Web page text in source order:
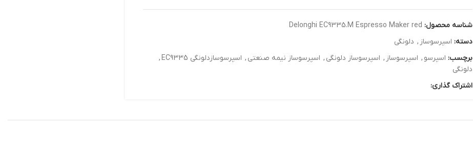
شناسه محصول: Delonghi EC9335.M Espresso Maker red
دسته: اسپرسوساز , دلونگی
برچسب: اسپرسو , اسپرسوساز , اسپرسوساز دلونگی , اسپرسوساز نیمه صنعتی , اسپرسوسازدلونگی EC9335
,
دلونگی
اشتراک گذاری: